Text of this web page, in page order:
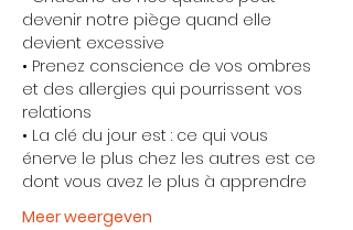
devenir notre piège quand elle
devient excessive
• Prenez conscience de vos ombres
et des allergies qui pourrissent vos
relations
• La clé du jour est : ce qui vous
énerve le plus chez les autres est ce
dont vous avez le plus à apprendre
Meer weergeven